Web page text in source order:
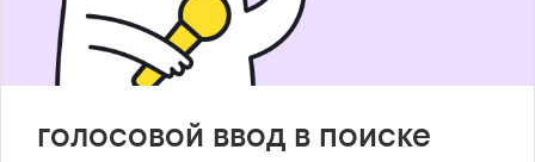
голосовой ввод в поиске